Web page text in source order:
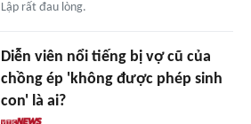
Lập rất đau lòng.
Diễn viên nổi tiếng bị vợ cũ của
chồng ép 'không được phép sinh
con' là ai?